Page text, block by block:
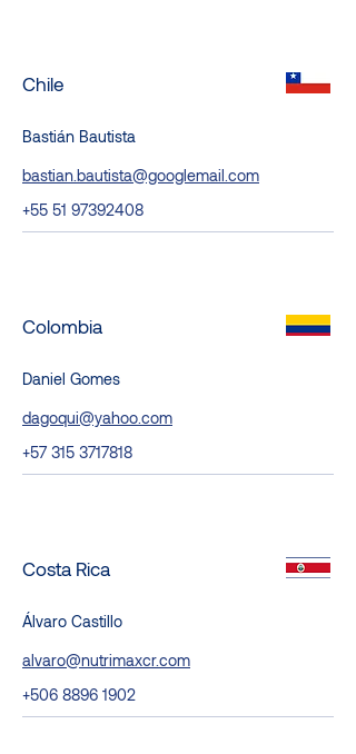
Chile
Bastián Bautista
bastian.bautista@googlemail.com
+55 51 97392408
Colombia
Daniel Gomes
dagoqui@yahoo.com
+57 315 3717818
Costa Rica
Álvaro Castillo
alvaro@nutrimaxcr.com
+506 8896 1902